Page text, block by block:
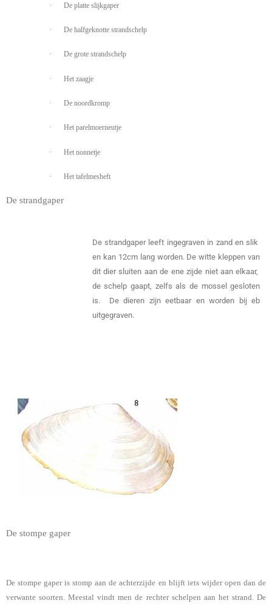
· De platte slijkgaper
· De halfgeknotte strandschelp
· De grote strandschelp
· Het zaagje
· De noordkromp
· Het parelmoerneutje
· Het nonnetje
· Het tafelmesheft
De strandgaper
De strandgaper leeft ingegraven in zand en slik
en kan 12cm lang worden. De witte kleppen van
dit dier sluiten aan de ene zijde niet aan elkaar,
de schelp gaapt, zelfs als de mossel gesloten
is. De dieren zijn eetbaar en worden bij eb
uitgegraven.
De stompe gaper
De stompe gaper is stomp aan de achterzijde en blijft iets wijder open dan de
verwante soorten. Meestal vindt men de rechter schelpen aan het strand. De